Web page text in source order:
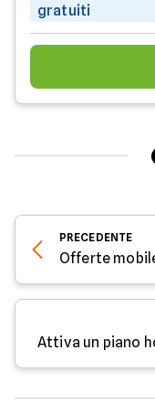
gratuiti
PRECEDENTE